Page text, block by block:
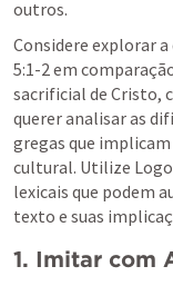
outros.
Considere explorar
5:1-2 em
sacrificial de Cristo,
querer analisar as
gregas que
cultural. Utilize
lexicais que podem
texto e suas
1. Imitar com